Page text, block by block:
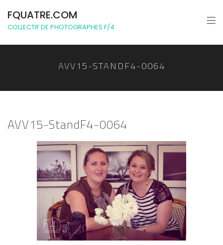
FQUATRE.COM
COLLECTIF DE PHOTOGRAPHES F/4
AVV15-STANDF4-0064
AVV15-StandF4-0064